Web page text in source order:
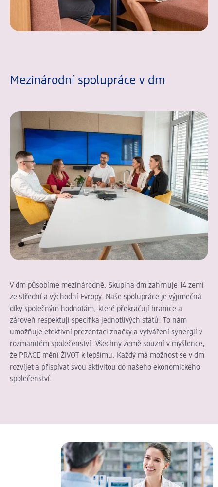
Mezinárodní spolupráce v dm
V dm působíme mezinárodně. Skupina dm zahrnuje 14 zemí
ze střední a východní Evropy. Naše spolupráce je výjimečná
díky společným hodnotám, které překračují hranice a
zároveň respektují specifika jednotlivých států. To nám
umožňuje efektivní prezentaci značky a vytváření synergií v
rozmanitém společenství. Všechny země souzní v myšlence,
že PRÁCE mění ŽIVOT k lepšímu. Každý má možnost se v dm
rozvíjet a přispívat svou aktivitou do našeho ekonomického
společenství.